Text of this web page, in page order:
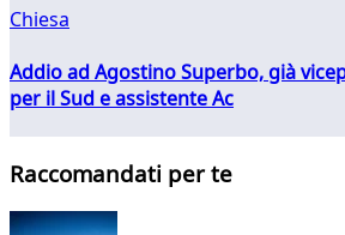
Chiesa
Addio ad Agostino Superbo, già
per il Sud e assistente Ac
Raccomandati per te